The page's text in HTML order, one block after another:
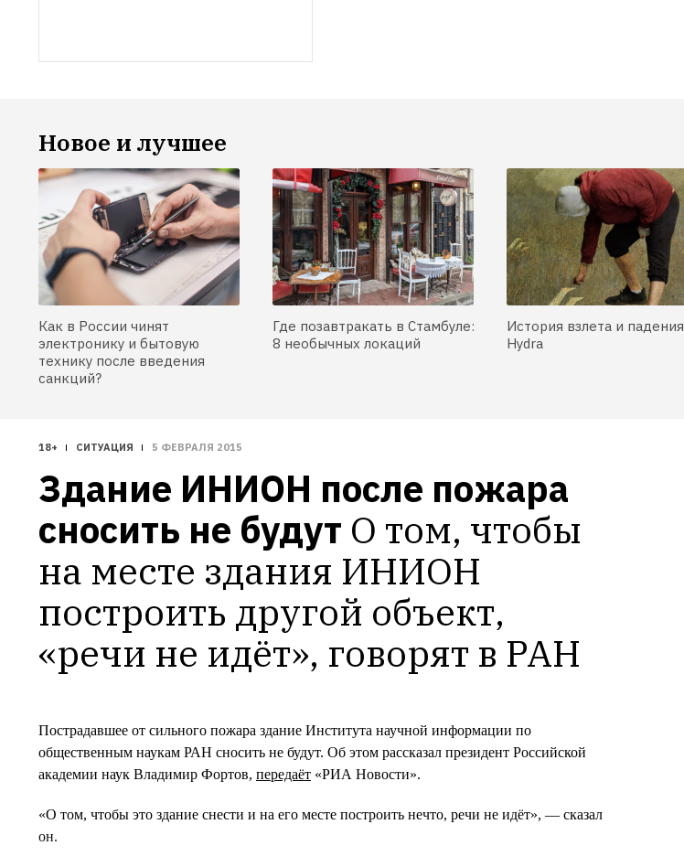
Новое и лучшее
Как в России чинят
электронику и бытовую
технику после введения
санкций?
Где позавтракать в Стамбуле:
8 необычных локаций
История взлета и падения
Hydra
18+ СИТУАЦИЯ 5 ФЕВРАЛЯ 2015
Здание ИНИОН после пожара
сносить не будут О том, чтобы
на месте здания ИНИОН
построить другой объект,
«речи не идёт», говорят в РАН
Пострадавшее от сильного пожара здание Института научной информации по
общественным наукам РАН сносить не будут. Об этом рассказал президент Российской
академии наук Владимир Фортов, передаёт «РИА Новости».
«О том, чтобы это здание снести и на его месте построить нечто, речи не идёт», — сказал
он.